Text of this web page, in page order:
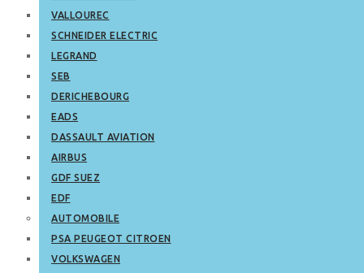
VALLOUREC
SCHNEIDER ELECTRIC
LEGRAND
SEB
DERICHEBOURG
EADS
DASSAULT AVIATION
AIRBUS
GDF SUEZ
EDF
AUTOMOBILE
PSA PEUGEOT CITROEN
VOLKSWAGEN